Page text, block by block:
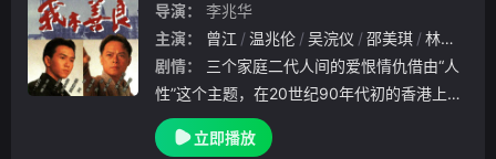
导演：
李兆华
主演：
曾江 温兆伦 吴浣仪 邵美琪 林韦辰
剧情：
性”这个主题，在20世纪90年代初的香港上演
。我本善良，可谁让我一步步走向深渊？20世
纪70年代，一场大火把本来温馨的一家人拆散
立即播放